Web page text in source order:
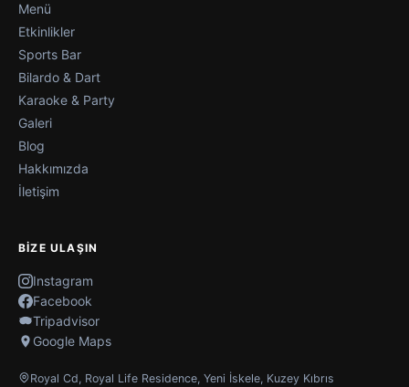
Menü
Etkinlikler
Sports Bar
Bilardo & Dart
Karaoke & Party
Galeri
Blog
Hakkımızda
İletişim
BIZE ULAŞIN
Instagram
Facebook
Tripadvisor
Google Maps
Royal Cd, Royal Life Residence, Yeni İskele, Kuzey Kıbrıs